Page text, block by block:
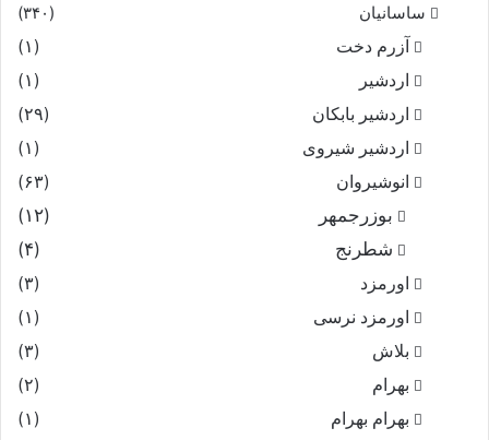
ساسانیان
(۳۴۰)
آزرم دخت
(۱)
اردشیر
(۱)
اردشیر بابکان
(۲۹)
اردشیر شیروی
(۱)
انوشیروان
(۶۳)
بوزرجمهر
(۱۲)
شطرنج
(۴)
اورمزد
(۳)
اورمزد نرسى‏
(۱)
بلاش
(۳)
بهرام
(۲)
بهرام بهرام
(۱)